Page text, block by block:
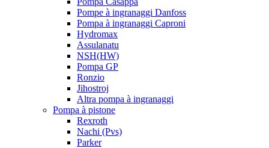
Pompe à ingranaggi Danfoss
Pompa à ingranaggi Caproni
Hydromax
Assulanatu
NSH(HW)
Pompa GP
Ronzio
Jihostroj
Altra pompa à ingranaggi
Pompa à pistone
Rexroth
Nachi (Pvs)
Parker